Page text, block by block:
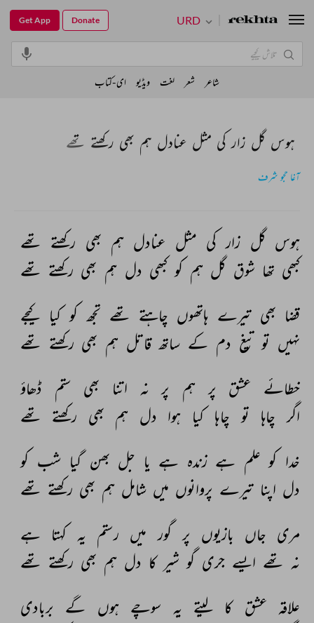
ہوس گل زار کی مثل عنادل ہم بھی رکھتے تھے
آغا حجو شرف
ہوس گل زار کی مثل عنادل ہم بھی رکھتے تھے
کبھی تھا شوق گل ہم کو کبھی دل ہم بھی رکھتے تھے
قضا بھی تیرے ہاتھوں چاہتے تھے تجھ کو کیا کیجے
نہیں تو تیغ دم کے ساتھ قاتل ہم بھی رکھتے تھے
خطائے عشق پر ہم پر نہ اتنا بھی ستم ڈھاؤ
اگر چاہا تو چاہا کیا ہوا دل ہم بھی رکھتے تھے
خدا کو علم ہے زندہ ہے یا جل بھن گیا شب کو
دل اپنا تیرے پروانوں میں شامل ہم بھی رکھتے تھے
مری جاں بازیوں پر گور میں رستم یہ کہتا ہے
نہ تھے ایسے جری گو شیر کا دل ہم بھی رکھتے تھے
علاقہ عشق کا لیتے یہ سوچے ہوں گے بربادی
URD
Get App Donate
شاعر شعر لغت ویڈیو ای-کتاب